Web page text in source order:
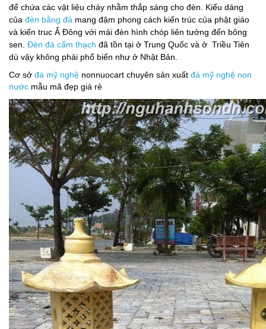
để chứa các vật liệu cháy nhằm thắp sáng cho đèn. Kiểu dáng
của đèn bằng đá mang đậm phong cách kiến trúc của phật giáo
và kiến truc Ắ Đông với mái đèn hình chóp liên tưởng đến bông
sen. Đèn đá cẩm thạch đã tồn tại ở Trung Quốc và ở Triều Tiên
dù vậy không phải phổ biến như ở Nhật Bản.
Cơ sở đá mỹ nghệ nonnuocart chuyên sản xuất đá mỹ nghệ non
nước mẫu mã đẹp giá rẻ